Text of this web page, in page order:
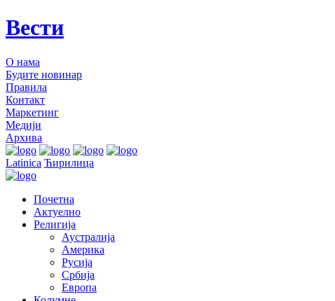
Вести
О нама
Будите новинар
Правила
Контакт
Маркетинг
Медији
Архива
Latinica Ћирилица
Почетна
Актуелно
Религија
Аустралија
Америка
Русија
Србија
Европа